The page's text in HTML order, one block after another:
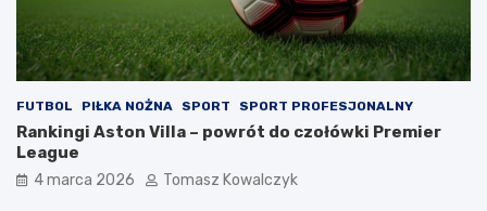
FUTBOL PIŁKA NOŻNA SPORT SPORT PROFESJONALNY
Rankingi Aston Villa – powrót do czołówki Premier
League
4 marca 2026 Tomasz Kowalczyk